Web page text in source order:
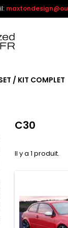
/ KIT COMPLET
C30
Il y a 1 produit.